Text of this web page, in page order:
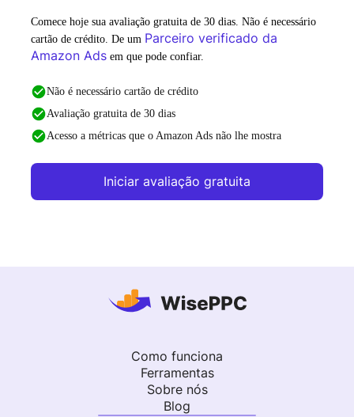
Comece hoje sua avaliação gratuita de 30 dias. Não é necessário
cartão de crédito. De um Parceiro verificado da
Amazon Ads em que pode confiar.
Não é necessário cartão de crédito
Avaliação gratuita de 30 dias
Acesso a métricas que o Amazon Ads não lhe mostra
Iniciar avaliação gratuita
Como funciona
Ferramentas
Sobre nós
Blog